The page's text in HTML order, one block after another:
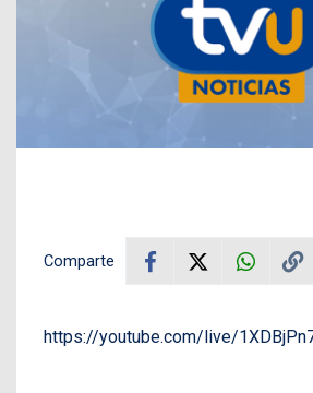
Comparte
https://youtube.com/live/